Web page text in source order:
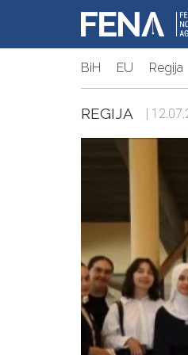
BiH EU Regija
REGIJA |